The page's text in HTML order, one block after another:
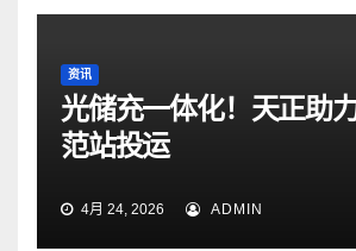
资讯
光储充一体化！天正助
范站投运
4月 24, 2026 ADMIN